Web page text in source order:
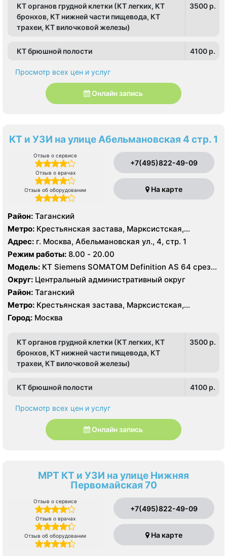
КТ органов грудной клетки (КТ легких, КТ
бронхов, КТ нижней части пищевода, КТ
трахеи, КТ вилочковой железы)
3500 p.
КТ брюшной полости 4100 p.
Просмотр всех цен и услуг
Онлайн запись
КТ и УЗИ на улице Абельмановская 4 стр. 1
Отзыв о сервисе
Отзыв о врачах
Отзыв об оборудовании
+7(495)822-49-09
На карте
Район: Таганский
Метро: Крестьянская застава, Марксистская,
Пролетарская
Адрес: г. Москва, Абельмановская ул., 4, стр. 1
Режим работы: 8.00 - 20.00
Модель: КТ Siemens SOMATOM Definition AS 64 среза,
УЗИ GE Voluson730 Pro, Philips iE33, GE Voluson730
Expert
Округ: Центральный административный округ
Район: Таганский
Метро: Крестьянская застава, Марксистская,
Пролетарская
Город: Москва
КТ органов грудной клетки (КТ легких, КТ
бронхов, КТ нижней части пищевода, КТ
трахеи, КТ вилочковой железы)
3500 p.
КТ брюшной полости 4100 p.
Просмотр всех цен и услуг
Онлайн запись
МРТ КТ и УЗИ на улице Нижняя
Первомайская 70
Отзыв о сервисе
Отзыв о врачах
Отзыв об оборудовании
+7(495)822-49-09
На карте